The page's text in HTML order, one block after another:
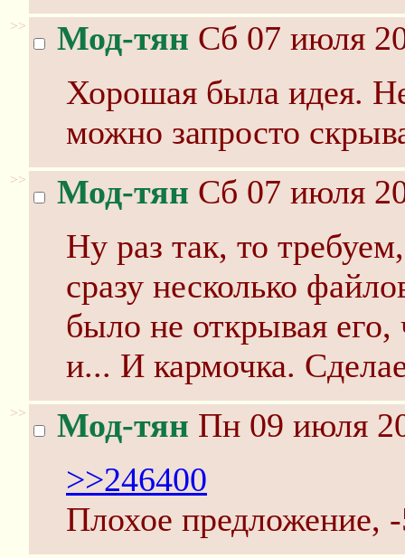
>> Мод-тян Сб 07 июля
Хорошая была идея.
можно запросто
>> Мод-тян Сб 07 июля
Ну раз так, то
сразу несколько
было не открывая его,
и... И кармочка.
>> Мод-тян Пн 09 июля
>>246400
Плохое предложение,